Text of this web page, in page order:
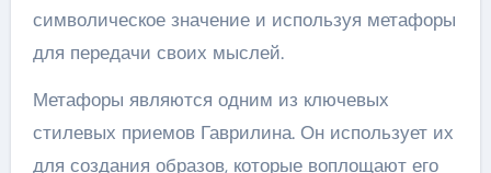
символическое значение и используя метафоры
для передачи своих мыслей.
Метафоры являются одним из ключевых
стилевых приемов Гаврилина. Он использует их
для создания образов, которые воплощают его